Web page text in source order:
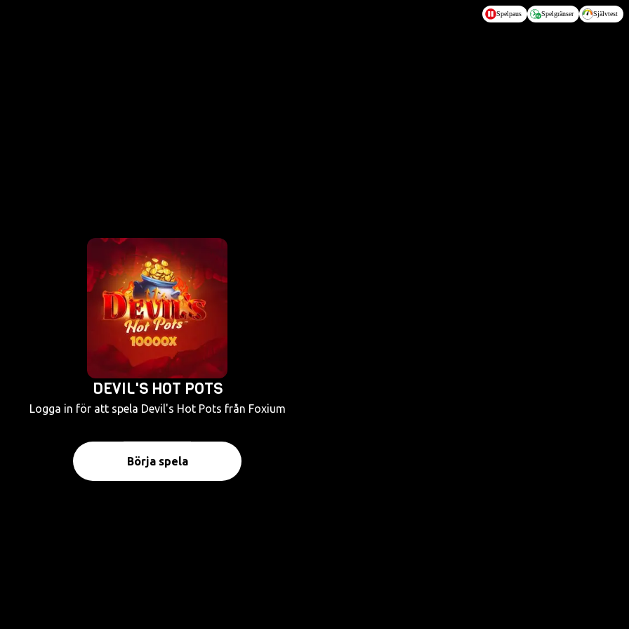
Spelpaus Spelgränser Självtest
DEVIL'S HOT POTS
Logga in för att spela Devil's Hot Pots från Foxium
Börja spela